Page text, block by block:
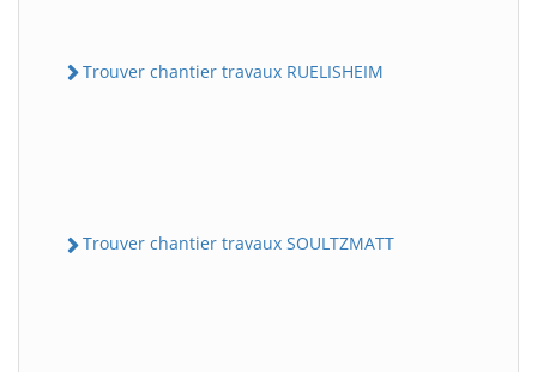
Trouver chantier travaux RUELISHEIM
Trouver chantier travaux SOULTZMATT